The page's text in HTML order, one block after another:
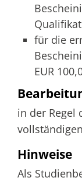
für die
EUR
in der Regel
Hinweise
Als